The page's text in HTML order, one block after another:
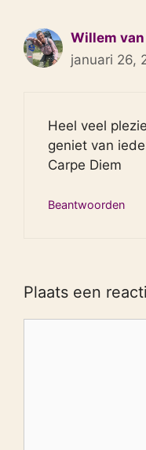
Willem
januari 26,
Heel veel
geniet van
Carpe Diem
Beantwoorden
Plaats een